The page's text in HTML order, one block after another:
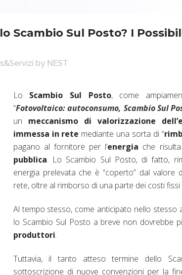
Scambio Sul Posto? I
by NEST
Lo Scambio Sul Posto, come
“Fotovoltaico: autoconsumo, Scambio Sul
un meccanismo di valorizzazione
immessa in rete mediante una sorta di “
pagano al fornitore per l’energia che risulta
pubblica. Lo Scambio Sul Posto, di fatto,
energia prelevata che è “coperto” dal valore
rete, oltre al rimborso di una parte dei costi fissi
Al tempo stesso, come anticipato nello stesso
lo Scambio Sul Posto a breve non dovrebbe
produttori.
Tuttavia, il tanto atteso termine dello
sottoscrizione di nuove convenzioni per la